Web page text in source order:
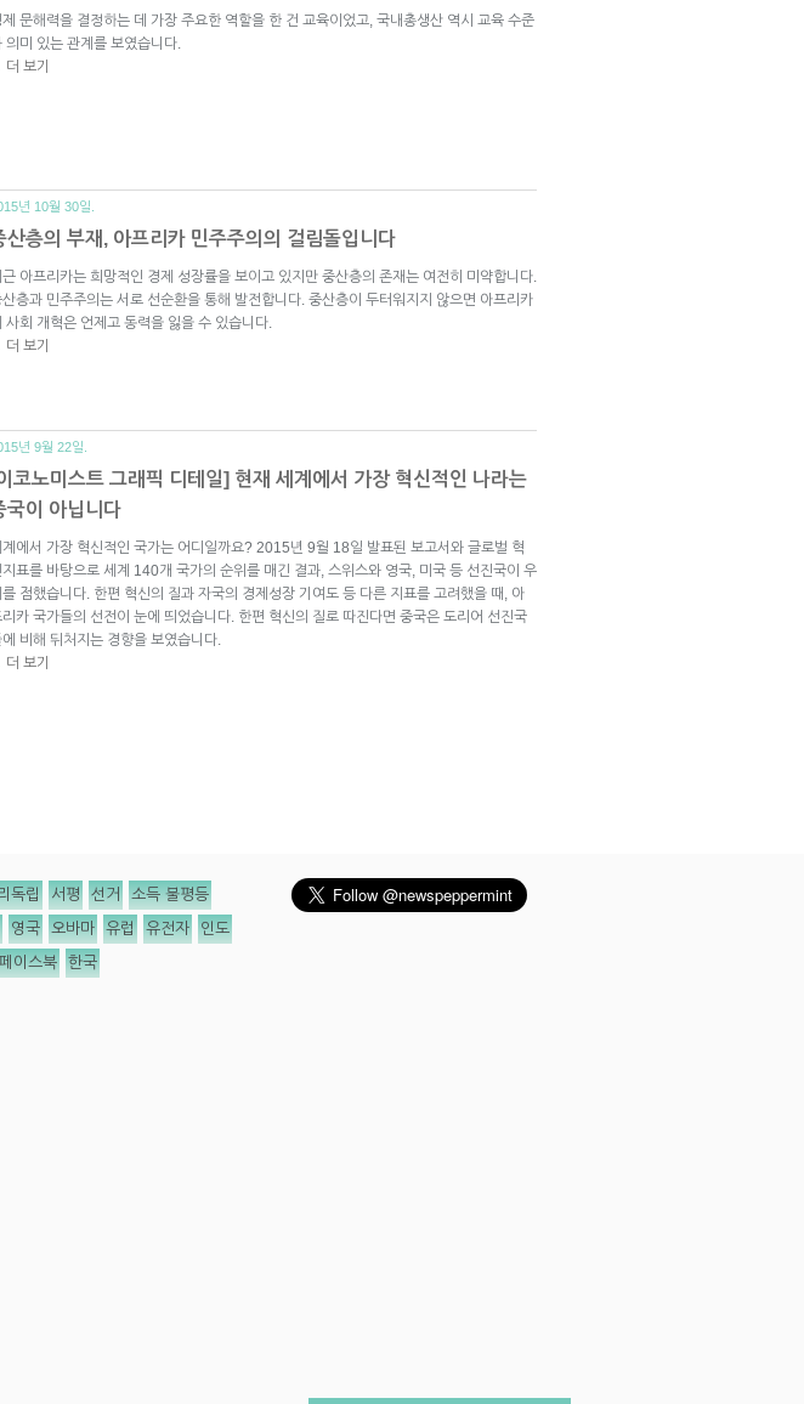
제 문해력을 결정하는 데 가장 주요한 역할을 한 건 교육이었고, 국내총생산 역시 교육 수준
의미 있는 관계를 보였습니다.
더 보기
년 10월 30일.
산층의 부재, 아프리카 민주주의의 걸림돌입니다
근 아프리카는 희망적인 경제 성장률을 보이고 있지만 중산층의 존재는 여전히 미약합니다.
산층과 민주주의는 서로 선순환을 통해 발전합니다. 중산층이 두터워지지 않으면 아프리카
사회 개혁은 언제고 동력을 잃을 수 있습니다.
더 보기
년 9월 22일.
코노미스트 그래픽 디테일] 현재 세계에서 가장 혁신적인 나라는
국이 아닙니다
계에서 가장 혁신적인 국가는 어디일까요? 2015년 9월 18일 발표된 보고서와 글로벌 혁
지표를 바탕으로 세계 140개 국가의 순위를 매긴 결과, 스위스와 영국, 미국 등 선진국이 우
를 점했습니다. 한편 혁신의 질과 자국의 경제성장 기여도 등 다른 지표를 고려했을 때, 아
리카 국가들의 선전이 눈에 띄었습니다. 한편 혁신의 질로 따진다면 중국은 도리어 선진국
에 비해 뒤처지는 경향을 보였습니다.
더 보기
독립 서평 선거 소득 불평등
영국 오바마 유럽 유전자 인도
페이스북 한국